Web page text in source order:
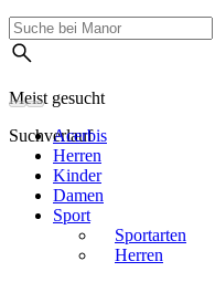
Meist gesucht
Suchverlauf
Acerbis
Herren
Kinder
Damen
Sport
Sportarten
Herren